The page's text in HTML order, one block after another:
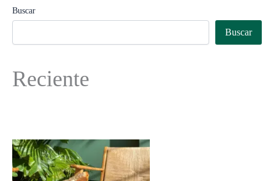
Buscar
Buscar
Reciente